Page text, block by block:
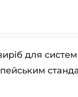
для систем